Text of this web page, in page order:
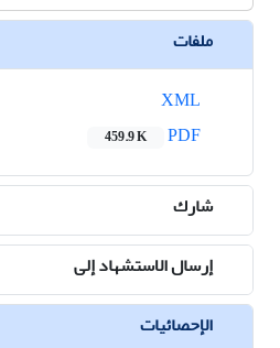
ملفات
459.9 K
شارك
إرسال الاستشهاد إلى
الإحصائيات